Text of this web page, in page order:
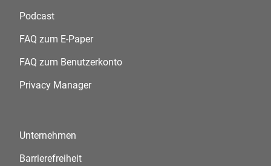
Podcast
FAQ zum E-Paper
FAQ zum Benutzerkonto
Privacy Manager
Unternehmen
Barrierefreiheit